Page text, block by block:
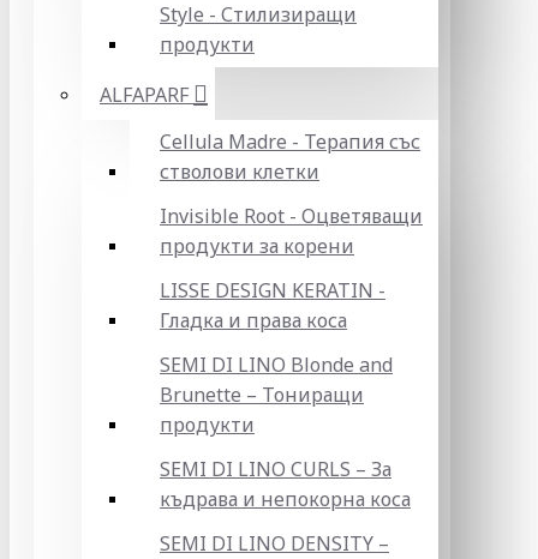
Style - Стилизиращи
продукти
ALFAPARF
Cellula Madre - Терапия със
стволови клетки
Invisible Root - Оцветяващи
продукти за корени
LISSE DESIGN KERATIN -
Гладка и права коса
SEMI DI LINO Blonde and
Brunette – Тониращи
продукти
SEMI DI LINO CURLS – За
къдрава и непокорна коса
SEMI DI LINO DENSITY –